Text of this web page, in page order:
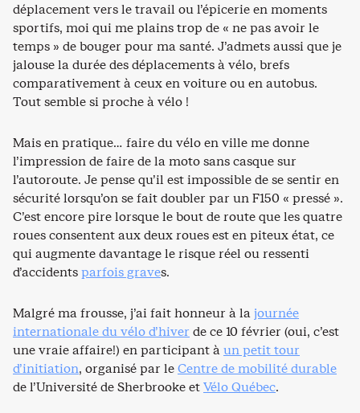
déplacement vers le travail ou l’épicerie en moments
sportifs, moi qui me plains trop de « ne pas avoir le
temps » de bouger pour ma santé. J’admets aussi que je
jalouse la durée des déplacements à vélo, brefs
comparativement à ceux en voiture ou en autobus.
Tout semble si proche à vélo !
Mais en pratique… faire du vélo en ville me donne
l’impression de faire de la moto sans casque sur
l’autoroute. Je pense qu’il est impossible de se sentir en
sécurité lorsqu’on se fait doubler par un F150 « pressé ».
C’est encore pire lorsque le bout de route que les quatre
roues consentent aux deux roues est en piteux état, ce
qui augmente davantage le risque réel ou ressenti
d’accidentsparfois graves.
Malgré ma frousse, j’ai fait honneur à lajournée
internationale du vélo d’hiver de ce 10 février (oui, c’est
une vraie affaire!) en participant àun petit tour
d’initiation, organisé par leCentre de mobilité durable
de l’Université de Sherbrooke etVélo Québec.